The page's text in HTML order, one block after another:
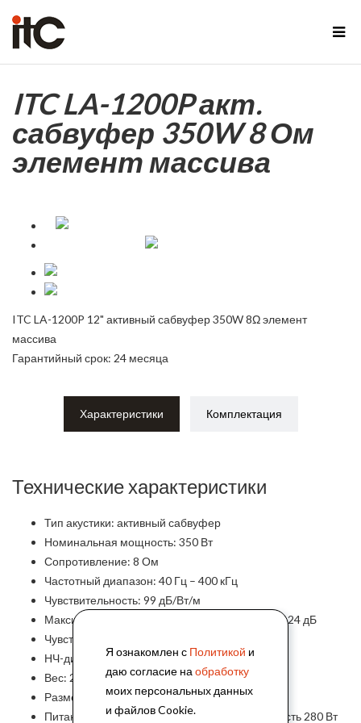
ITC LA-1200P акт.
сабвуфер 350W 8 Ом
элемент массива
ITC LA-1200P 12" активный сабвуфер 350W 8Ω элемент
массива
Гарантийный срок: 24 месяца
Характеристики Комплектация
Технические характеристики
Тип акустики: активный сабвуфер
Номинальная мощность: 350 Вт
Сопротивление: 8 Ом
Частотный диапазон: 40 Гц – 400 кГц
Чувствительность: 99 дБ/Вт/м
Максимальный уровень звукового давления: 124 дБ
Чувствительность входа: 0 дБ
НЧ-динамик: 12″ х 1
Вес: 27.5 кг
Размер: 400 х 450 х 620 мм
Питание: ~220 В, 50 Гц; потребляемая мощность 280 Вт
Я ознакомлен с Политикой и
даю согласие на обработку
моих персональных данных
и файлов Cookie.